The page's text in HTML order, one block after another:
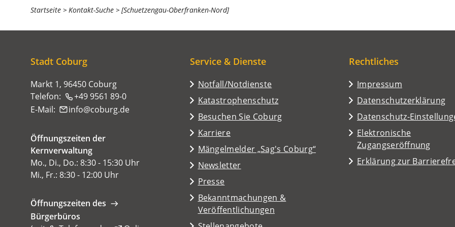
Sie
befinden
hier:
Startseite Kontakt-Suche [Schuetzengau-Oberfranken-Nord]
Stadt Coburg
Markt 1, 96450 Coburg
Telefon:
+49 9561 89-0
E-Mail:
info coburg de
Öffnungszeiten der
Kernverwaltung
Mo., Di., Do.: 8:30 - 15:30 Uhr
Mi., Fr.: 8:30 - 12:00 Uhr
Öffnungszeiten des
Bürgerbüros
Service & Dienste
Notfall/Notdienste
Katastrophenschutz
Besuchen Sie Coburg
(Öffnet
in
neuen
Tab)
Karriere
Mängelmelder „Sag's Coburg“
(Öffnet
in
neuen
Tab)
Newsletter
Presse
Bekanntmachungen &
Veröffentlichungen
Rechtliches
Impressum
Datenschutzerklärung
Datenschutz-
Elektronische
Zugangseröffnung
Erklärung zur